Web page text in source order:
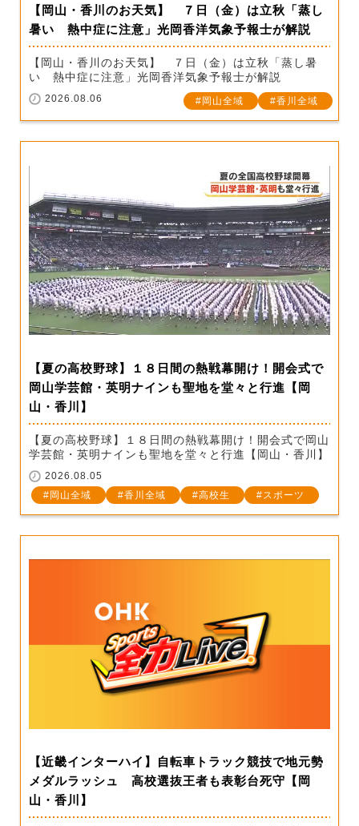
【岡山・香川のお天気】 ７日（金）は立秋「蒸し
暑い 熱中症に注意」光岡香洋気象予報士が解説
【岡山・香川のお天気】 ７日（金）は立秋「蒸し暑
い 熱中症に注意」光岡香洋気象予報士が解説
2026.08.06 岡山全域 香川全域
【夏の高校野球】１８日間の熱戦幕開け！開会式で
岡山学芸館・英明ナインも聖地を堂々と行進【岡
山・香川】
【夏の高校野球】１８日間の熱戦幕開け！開会式で岡山
学芸館・英明ナインも聖地を堂々と行進【岡山・香川】
2026.08.05
岡山全域
香川全域 高校生 スポーツ
【近畿インターハイ】自転車トラック競技で地元勢
メダルラッシュ 高校選抜王者も表彰台死守【岡
山・香川】